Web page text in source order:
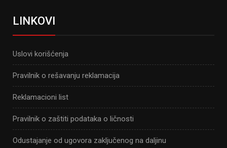
LINKOVI
Uslovi korišćenja
Pravilnik o rešavanju reklamacija
Reklamacioni list
Pravilnik o zaštiti podataka o ličnosti
Odustajanje od ugovora zaključenog na daljinu